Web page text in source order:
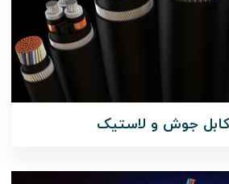
جوش و لاستیک